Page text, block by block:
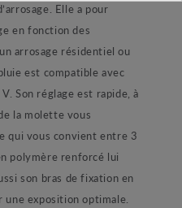
Elle a pour
en fonction des
arrosage résidentiel ou
est compatible avec
Son réglage est rapide, à
la molette vous
qui vous convient entre 3
polymère renforcé lui
son bras de fixation en
une exposition optimale.